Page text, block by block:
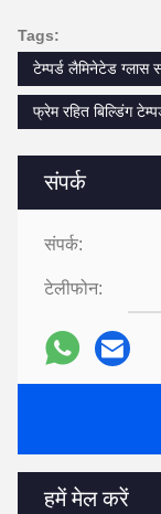
संपर्क
संपर्क:
टेलीफोन:
हमें मेल करें
Tags:
टेम्पर्ड लैमिनेटेड ग्लास
फ्रेम रहित बिल्डिंग